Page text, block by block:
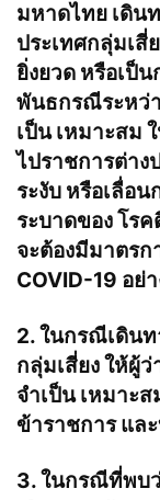
มหาดไทย เดิน
ประเทศกลุ่มเสี่
ยิ่งยวด หรือเป็
พันธกรณีระหว่
เป็น เหมาะสม
ไปราชการต่าง
ระงับ หรือเลื่อ
ระบาดของ โร
จะต้องมีมาตรก
COVID-19 อย่
2. ในกรณีเดินท
กลุ่มเสี่ยง ให้ผู้
จําเป็น เหมาะ
ข้าราชการ แล
3. ในกรณีที่พบ